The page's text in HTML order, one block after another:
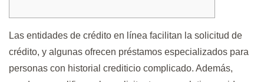
Las entidades de crédito en línea facilitan la solicitud de
crédito, y algunas ofrecen préstamos especializados para
personas con historial crediticio complicado. Además,